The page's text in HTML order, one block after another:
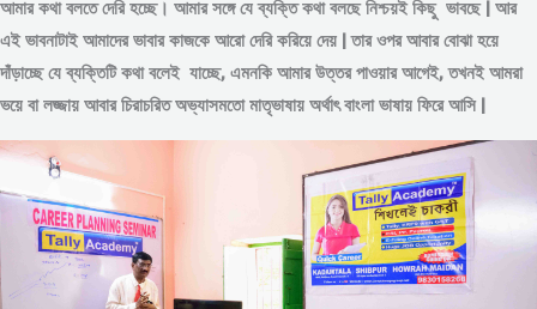
আমার কথা বলতে দেরি হচ্ছে। আমার সঙ্গে যে ব্যক্তি কথা বলছে নিশ্চয়ই কিছু ভাবছে | আর
এই ভাবনাটাই আমাদের ভাবার কাজকে আরো দেরি করিয়ে দেয় | তার ওপর আবার বোঝা হয়ে
দাঁড়াচ্ছে যে ব্যক্তিটি কথা বলেই যাচ্ছে, এমনকি আমার উত্তর পাওয়ার আগেই, তখনই আমরা
ভয়ে বা লজ্জায় আবার চিরাচরিত অভ্যাসমতো মাতৃভাষায় অর্থাৎ বাংলা ভাষায় ফিরে আসি |